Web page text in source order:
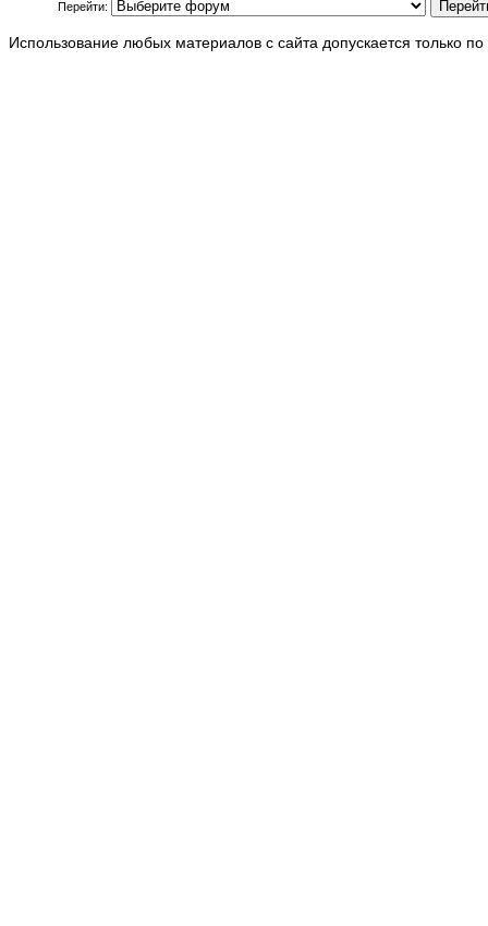
Перейти:
Использование любых материалов с сайта допускается только